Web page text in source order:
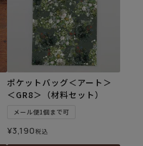
ポケットバッグ＜アート＞
＜GR8＞（材料セット）
メール便1個まで可
¥3,190税込